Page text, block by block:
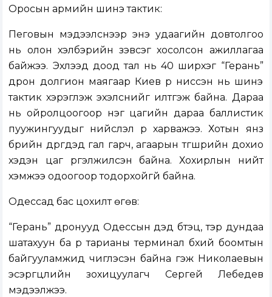
Оросын армийн шинэ тактик:
Пеговын мэдээлснээр энэ удаагийн довтолгоо
нь олон хэлбэрийн зэвсэг хосолсон ажиллагаа
байжээ. Эхлээд доод тал нь 40 ширхэг “Герань”
дрон долгион маягаар Киев рүү ниссэн нь шинэ
тактик хэрэглэж эхэлснийг илтгэж байна. Дараа
нь ойролцоогоор нэг цагийн дараа баллистик
пуужингуудыг нийслэл рүү харважээ. Хотын янз
бүрийн дүүргүүдэд гал гарч, агаарын түгшүүрийн дохио
хэдэн цаг үргэлжилсэн байна. Хохирлын нийт
хэмжээ одоогоор тодорхойгүй байна.
Одессад бас цохилт өгөв:
“Герань” дронууд Одессын дэд бүтэц, тэр дундаа
шатахуун ба үр тарианы терминал бүхий боомтын
байгууламжид чиглэсэн байна гэж Николаевын
эсэргүүцлийн зохицуулагч Сергей Лебедев
мэдээлжээ.